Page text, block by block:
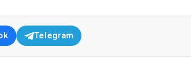
Telegram